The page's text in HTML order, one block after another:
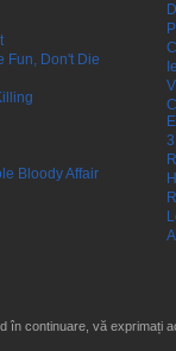
Fun, Don't Die
Bloody Affair
în continuare, vă exprimați